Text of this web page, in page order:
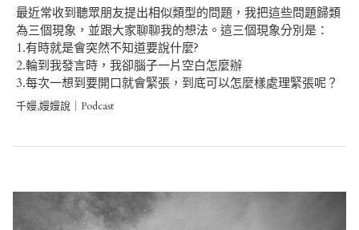
最近常收到聽眾朋友提出相似類型的問題，我把這些問題歸類
為三個現象，並跟大家聊聊我的想法。這三個現象分別是：
1.有時就是會突然不知道要說什麼?
2.輪到我發言時，我卻腦子一片空白怎麼辦
3.每次一想到要開口就會緊張，到底可以怎麼樣處理緊張呢？
千嫚,嫚嫚說｜Podcast
navigation